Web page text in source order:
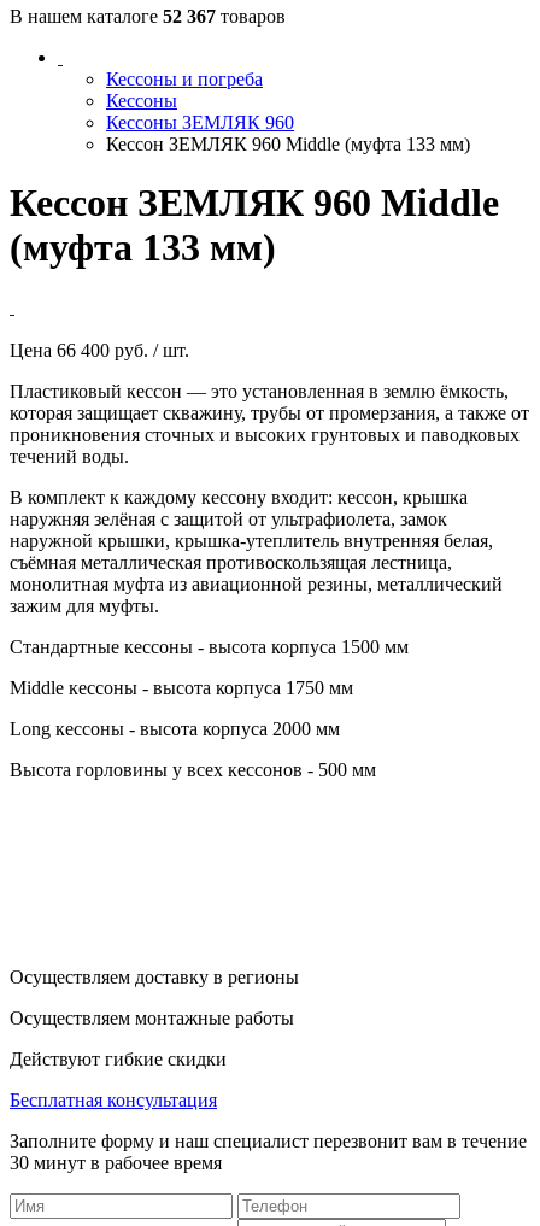
В нашем каталоге 52 367 товаров
Кессоны и погреба
Кессоны
Кессоны ЗЕМЛЯК 960
Кессон ЗЕМЛЯК 960 Middle (муфта 133 мм)
Кессон ЗЕМЛЯК 960 Middle
(муфта 133 мм)
Цена 66 400 руб. / шт.
Пластиковый кессон — это установленная в землю ёмкость,
которая защищает скважину, трубы от промерзания, а также от
проникновения сточных и высоких грунтовых и паводковых
течений воды.
В комплект к каждому кессону входит: кессон, крышка
наружняя зелёная с защитой от ультрафиолета, замок
наружной крышки, крышка-утеплитель внутренняя белая,
съёмная металлическая противоскользящая лестница,
монолитная муфта из авиационной резины, металлический
зажим для муфты.
Стандартные кессоны - высота корпуса 1500 мм
Middle кессоны - высота корпуса 1750 мм
Long кессоны - высота корпуса 2000 мм
Высота горловины у всех кессонов - 500 мм
Осуществляем доставку в регионы
Осуществляем монтажные работы
Действуют гибкие скидки
Бесплатная консультация
Заполните форму и наш специалист перезвонит вам в течение
30 минут в рабочее время